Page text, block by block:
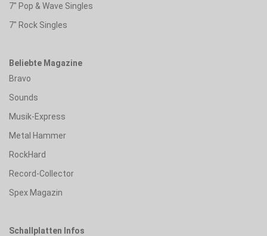
7" Pop & Wave Singles
7" Rock Singles
Beliebte Magazine
Bravo
Sounds
Musik-Express
Metal Hammer
RockHard
Record-Collector
Spex Magazin
Schallplatten Infos